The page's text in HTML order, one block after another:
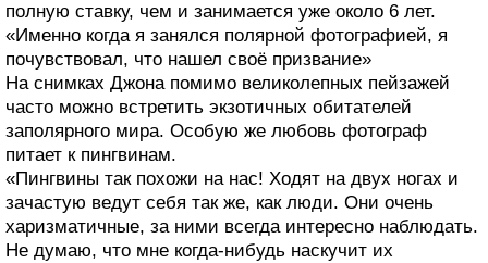
полную ставку, чем и занимается уже около 6 лет.
«Именно когда я занялся полярной фотографией, я
почувствовал, что нашел своё призвание»
На снимках Джона помимо великолепных пейзажей
часто можно встретить экзотичных обитателей
заполярного мира. Особую же любовь фотограф
питает к пингвинам.
«Пингвины так похожи на нас! Ходят на двух ногах и
зачастую ведут себя так же, как люди. Они очень
харизматичные, за ними всегда интересно наблюдать.
Не думаю, что мне когда-нибудь наскучит их